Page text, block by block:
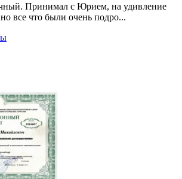
Принимал с Юрием, на удивление
все что были очень подро...